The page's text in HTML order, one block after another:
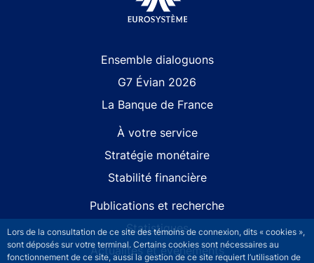
Lors de la consultation de ce site des témoins de connexion, dits « cookies »,
sont déposés sur votre terminal. Certains cookies sont nécessaires au
fonctionnement de ce site, aussi la gestion de ce site requiert l’utilisation de
Ensemble dialoguons
G7 Évian 2026
La Banque de France
À votre service
Stratégie monétaire
Stabilité financière
Publications et recherche
Statistiques
Actualités et événements